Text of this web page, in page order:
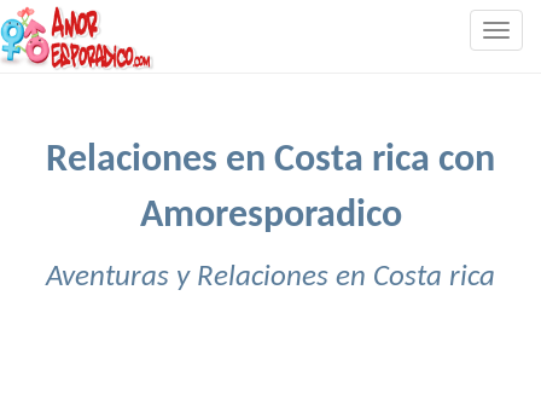
Relaciones en Costa rica con
Amoresporadico
Aventuras y Relaciones en Costa rica